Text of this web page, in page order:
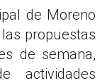
propuestas
de semana,
actividades